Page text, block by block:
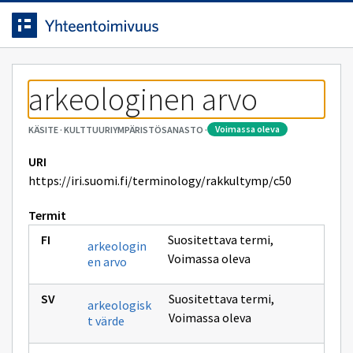
Siirrytty
sivulle
Siirry suoraan sisältöön.
arkeologinen arvo
KÄSITE· KULTTUURIYMPÄRISTÖSANASTO · voimassa oleva
URI
https://iri.suomi.fi/terminology/rakkultymp/c50
Termit
arkeologin
en arvo
Suositettava termi,
Voimassa oleva
arkeologisk
t värde
Suositettava termi,
Voimassa oleva